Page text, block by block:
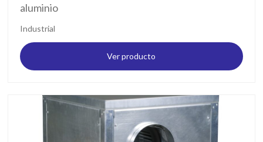
aluminio
Industrial
Ver producto